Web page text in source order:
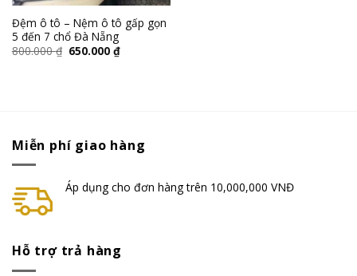
Đệm ô tô – Nệm ô tô gấp gọn
5 đến 7 chổ Đà Nẵng
800.000₫ 650.000 ₫
Miễn phí giao hàng
Áp dụng cho đơn hàng trên 10,000,000 VNĐ
Hỗ trợ trả hàng